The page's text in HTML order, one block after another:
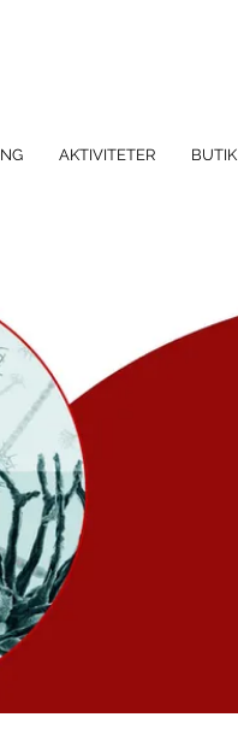
AKTIVITETER BUTIK